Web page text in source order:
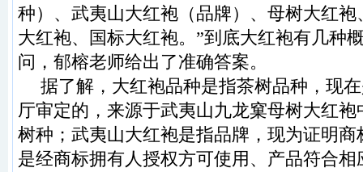
种）、武夷山大红袍（品牌）、母树大红
大红袍、国标大红袍。”到底大红袍有几种
问，郁榕老师给出了准确答案。
据了解，大红袍品种是指茶树品种，现
厅审定的，来源于武夷山九龙窠母树大红
树种；武夷山大红袍是指品牌，现为证明
是经商标拥有人授权方可使用、产品符合